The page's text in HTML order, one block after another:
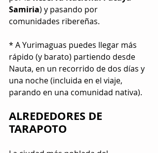
Samiria) y pasando por
comunidades ribereñas.
* A Yurimaguas puedes llegar más
rápido (y barato) partiendo desde
Nauta, en un recorrido de dos días y
una noche (incluida en el viaje,
parando en una comunidad nativa).
ALREDEDORES DE
TARAPOTO